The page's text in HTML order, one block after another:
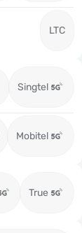
LTC
Singtel
Mobitel
True